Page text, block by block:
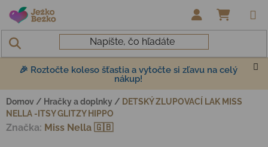
Prejsť na obsah
🎉 Roztočte koleso šťastia a vytočte si zľavu na celý
nákup!
Domov / Hračky a doplnky / DETSKÝ ZLUPOVACÍ LAK MISS
NELLA -ITSY GLITZY HIPPO
Značka: Miss Nella 🇬🇧